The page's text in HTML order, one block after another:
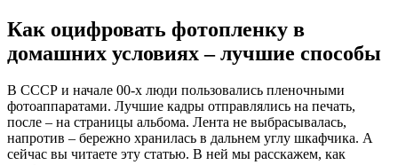
Как оцифровать фотопленку в
домашних условиях – лучшие способы
В СССР и начале 00-х люди пользовались пленочными
фотоаппаратами. Лучшие кадры отправлялись на печать,
после – на страницы альбома. Лента не выбрасывалась,
напротив – бережно хранилась в дальнем углу шкафчика. А
сейчас вы читаете эту статью. В ней мы расскажем, как